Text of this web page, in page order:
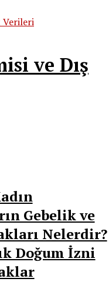
ve Dış
Gebelik ve
Nelerdir?
Doğum İzni